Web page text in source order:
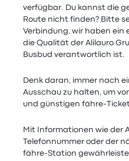
verfügbar. Du kannst die
Route nicht finden? Bitte
Verbindung, wir haben ein
die Qualität der Alilauro
Busbud verantwortlich ist.
Denk daran, immer nach
Ausschau zu halten, um
und günstigen fähre-
Mit Informationen wie der
Telefonnummer oder der
fähre-Station